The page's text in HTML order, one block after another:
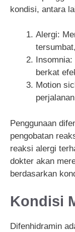
kondisi, antara
Alergi:
berkat
Motion
Penggunaan
pengobatan
reaksi alergi
dokter akan
berdasarkan
Kondisi
Difenhidramin